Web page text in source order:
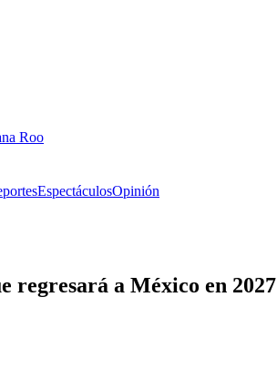
Roo
EspectáculosOpinión
regresará a México en 2027